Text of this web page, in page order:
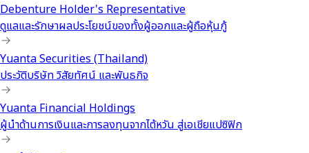
Debenture Holder's Representative
ดูแลและรักษาผลประโยชน์ของทั้งผู้ออกและผู้ถือหุ้นกู้
Yuanta Securities (Thailand)
ประวัติบริษัท วิสัยทัศน์ และพันธกิจ
Yuanta Financial Holdings
ผู้นำด้านการเงินและการลงทุนจากไต้หวัน สู่เอเชียแปซิฟิก